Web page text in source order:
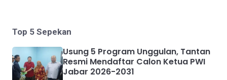
Top 5 Sepekan
Usung 5 Program Unggulan, Tantan
Resmi Mendaftar Calon Ketua PWI
Jabar 2026-2031